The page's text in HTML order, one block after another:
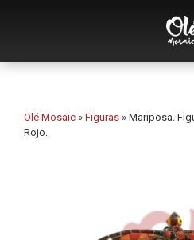
Empresa
Olé Mosaic » Figuras » Mariposa.
Rojo.